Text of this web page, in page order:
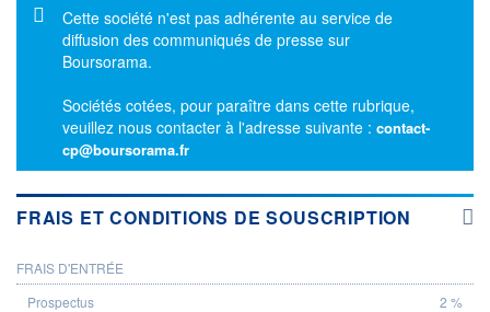
Message d'information
Cette société n'est pas adhérente au service de
diffusion des communiqués de presse sur
Boursorama.
Sociétés cotées, pour paraître dans cette rubrique,
veuillez nous contacter à l'adresse suivante : contact-
cp@boursorama.fr
FRAIS ET CONDITIONS DE SOUSCRIPTION
PROSPECTUS
FRAIS D'ENTRÉE
2 %